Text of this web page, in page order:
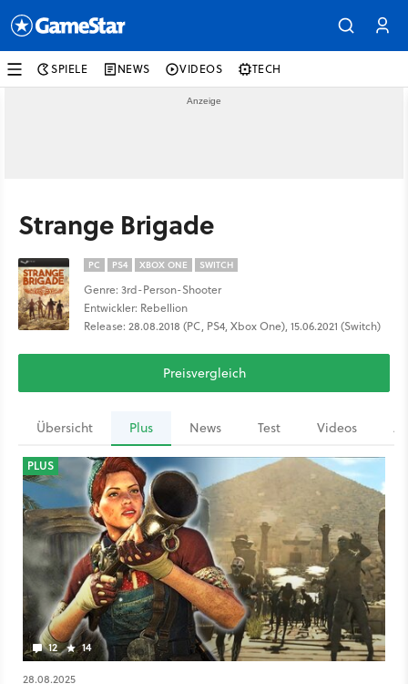
SPIELE NEWS VIDEOS TECH
Strange Brigade
PC PS4 XBOX ONE SWITCH
Genre: 3rd-Person-Shooter
Entwickler: Rebellion
Release: 28.08.2018 (PC, PS4, Xbox One), 15.06.2021 (Switch)
Preisvergleich
Übersicht Plus News Test Videos
12 14
PLUS
28.08.2025